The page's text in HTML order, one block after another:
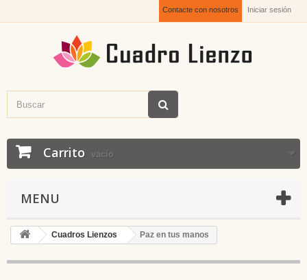
Iniciar sesión
Contacte con nosotros
Carrito vacío
MENU
Cuadros Lienzos Paz en tus manos